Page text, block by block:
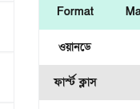
Format
ওয়ানডে
ফার্স্ট ক্লাস